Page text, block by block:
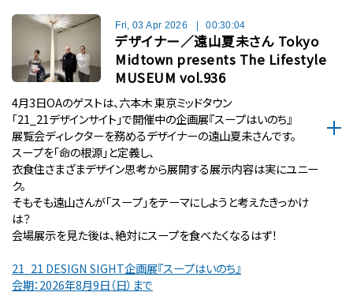
Fri, 03 Apr 2026 | 00:30:04
デザイナー／遠山夏未さん Tokyo
Midtown presents The Lifestyle
MUSEUM vol.936
4月3日OAのゲストは、六本木 東京ミッドタウン
「21_21デザインサイト」で開催中の企画展『スープはいのち』
展覧会ディレクターを務めるデザイナーの遠山夏未さんです。
スープを「命の根源」と定義し、
衣食住さまざまデザイン思考から展開する展示内容は実にユニー
ク。
そもそも遠山さんが「スープ」をテーマにしようと考えたきっかけ
は？
会場展示を見た後は、絶対にスープを食べたくなるはず！
21_21 DESIGN SIGHT企画展『スープはいのち』
会期：2026年8月9日（日）まで